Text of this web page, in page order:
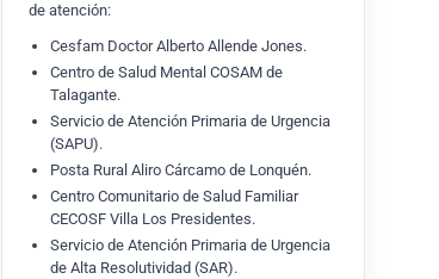
de atención:
Cesfam Doctor Alberto Allende Jones.
Centro de Salud Mental COSAM de
Talagante.
Servicio de Atención Primaria de Urgencia
(SAPU).
Posta Rural Aliro Cárcamo de Lonquén.
Centro Comunitario de Salud Familiar
CECOSF Villa Los Presidentes.
Servicio de Atención Primaria de Urgencia
de Alta Resolutividad (SAR).